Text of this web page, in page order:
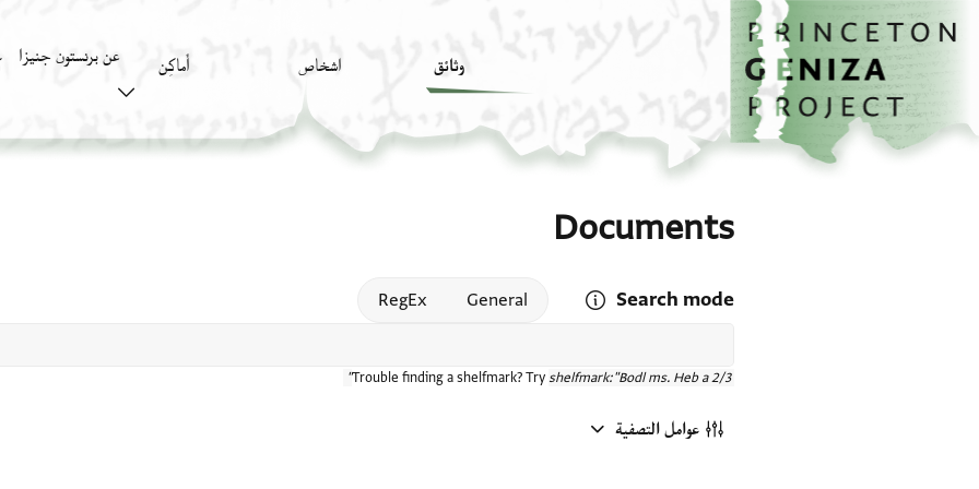
تخطي إلى المحتوى الرئيسي
الصفحة الرئيسية
وثائق اشخاص أَماكِن عن برنستون جنيزا
Documents
Search mode
Open search mode help
General
RegEx
Trouble finding a shelfmark? Try shelfmark:"Bodl ms. Heb a 2/3"
عوامل التصفية